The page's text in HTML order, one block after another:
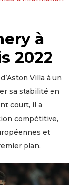
à
2022
Villa à un
sa stabilité en
court, il a
compétitive,
et
plan.